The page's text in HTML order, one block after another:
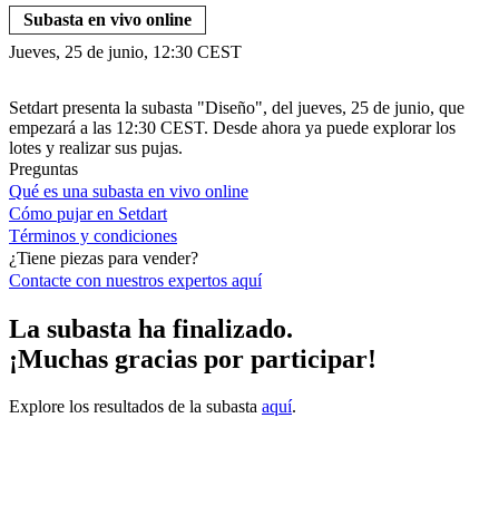
Subasta en vivo online
Jueves, 25 de junio, 12:30 CEST
Setdart presenta la subasta "Diseño", del jueves, 25 de junio, que
empezará a las 12:30 CEST. Desde ahora ya puede explorar los
lotes y realizar sus pujas.
Preguntas
Qué es una subasta en vivo online
Cómo pujar en Setdart
Términos y condiciones
¿Tiene piezas para vender?
Contacte con nuestros expertos aquí
La subasta ha finalizado.
¡Muchas gracias por participar!
Explore los resultados de la subasta aquí.